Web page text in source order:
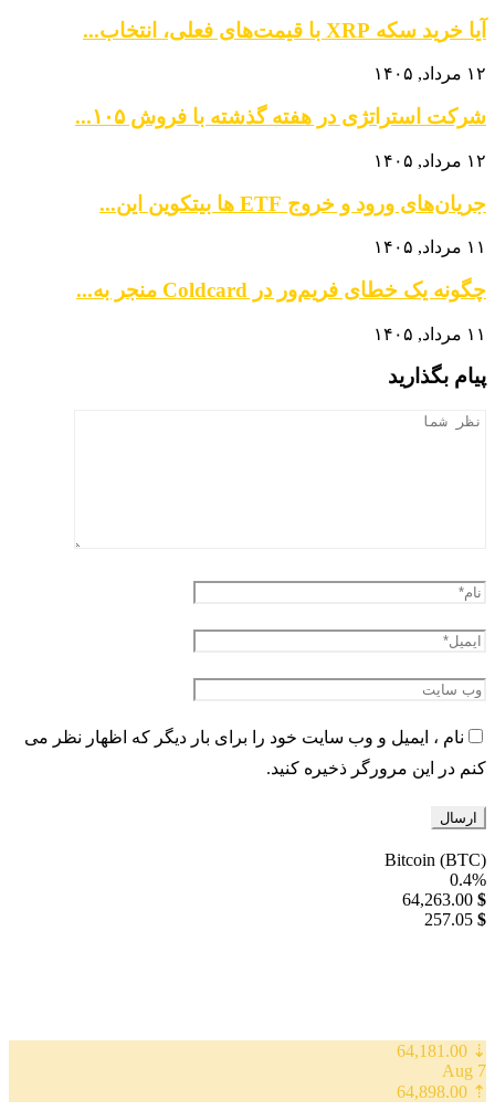
آیا خرید سکه XRP با قیمت‌های فعلی، انتخاب...
۱۲ مرداد, ۱۴۰۵
شرکت استراتژی در هفته گذشته با فروش ۱۰۵...
۱۲ مرداد, ۱۴۰۵
جریان‌های ورود و خروج ETF ها بیتکوین این...
۱۱ مرداد, ۱۴۰۵
چگونه یک خطای فریم‌ور در Coldcard منجر به...
۱۱ مرداد, ۱۴۰۵
پیام بگذارید
نام ، ایمیل و وب سایت خود را برای بار دیگر که اظهار نظر می
کنم در این مرورگر ذخیره کنید.
Bitcoin (BTC)
0.4%
$
64,263.00
$
257.05
⇣ 64,181.00
7 Aug
⇡ 64,898.00